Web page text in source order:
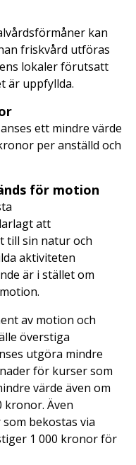
kan
friskvård utföras
lokaler förutsatt
är uppfyllda.
ett mindre värde
per anställd och
för motion
att
till sin natur och
aktiviteten
är i stället om
av motion och
överstiga
utgöra mindre
för kurser som
värde även om
kronor. Även
bekostas via
1 000 kronor för